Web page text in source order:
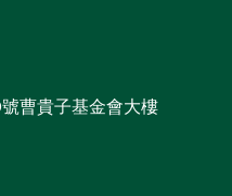
曹貴子基金會大樓